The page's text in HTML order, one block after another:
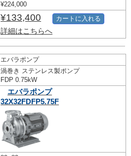
¥224,000
¥133,400
詳細はこちらへ
カートに入れる
エバラポンプ
渦巻き ステンレス製ポンプ
FDP 0.75kW
エバラポンプ
32X32FDFP5.75F